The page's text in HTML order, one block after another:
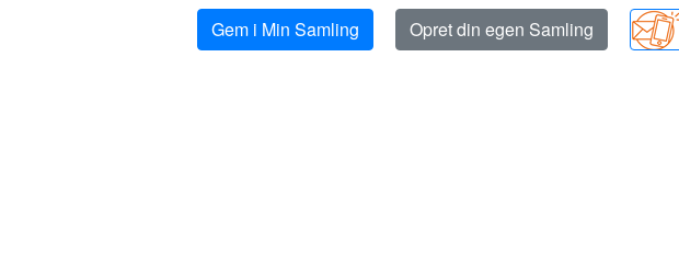
Gem i Min Samling Opret din egen Samling